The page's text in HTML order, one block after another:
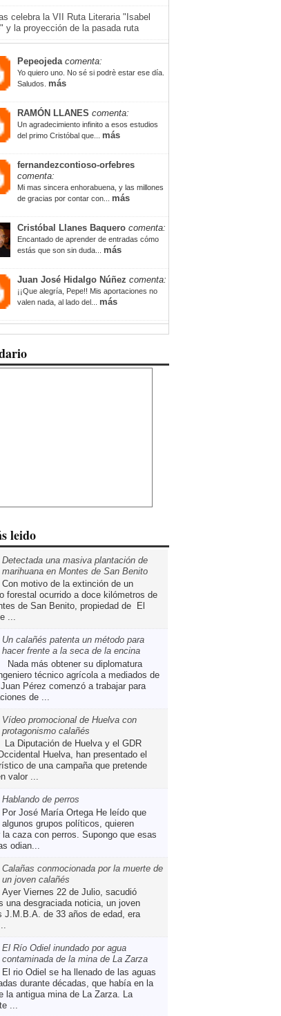
celebra la VII Ruta Literaria "Isabel
y la proyección de la pasada ruta
Pepeojeda comenta:
Yo quiero uno. No sé si podrè estar ese día.
Saludos. más
RAMÓN LLANES comenta:
Un agradecimiento infinito a esos estudios
del primo Cristóbal que... más
fernandezcontioso-orfebres
comenta:
Mi mas sincera enhorabuena, y las millones
de gracias por contar con... más
Cristóbal Llanes Baquero comenta:
Encantado de aprender de entradas cómo
estás que son sin duda... más
Juan José Hidalgo Núñez comenta:
¡¡Que alegría, Pepe!! Mis aportaciones no
valen nada, al lado del... más
leido
Detectada una masiva plantación de
marihuana en Montes de San Benito
Con motivo de la extinción de un
forestal ocurrido a doce kilómetros de
de San Benito, propiedad de El
...
Un calañés patenta un método para
hacer frente a la seca de la encina
Nada más obtener su diplomatura
técnico agrícola a mediados de
Pérez comenzó a trabajar para
de ...
Vídeo promocional de Huelva con
protagonismo calañés
La Diputación de Huelva y el GDR
Huelva, han presentado el
de una campaña que pretende
valor ...
Hablando de perros
Por José María Ortega He leído que
algunos grupos políticos, quieren
la caza con perros. Supongo que esas
odian...
Calañas conmocionada por la muerte de
un joven calañés
Ayer Viernes 22 de Julio, sacudió
una desgraciada noticia, un joven
J.M.B.A. de 33 años de edad, era
El Río Odiel inundado por agua
contaminada de la mina de La Zarza
El rio Odiel se ha llenado de las aguas
durante décadas, que había en la
la antigua mina de La Zarza. La
...